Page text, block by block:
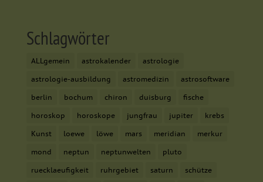
Schlagwörter
ALLgemein astrokalender astrologie
astrologie-ausbildung astromedizin astrosoftware
berlin bochum chiron duisburg fische
horoskop horoskope jungfrau jupiter krebs
Kunst loewe löwe mars meridian merkur
mond neptun neptunwelten pluto
ruecklaeufigkeit ruhrgebiet saturn schütze